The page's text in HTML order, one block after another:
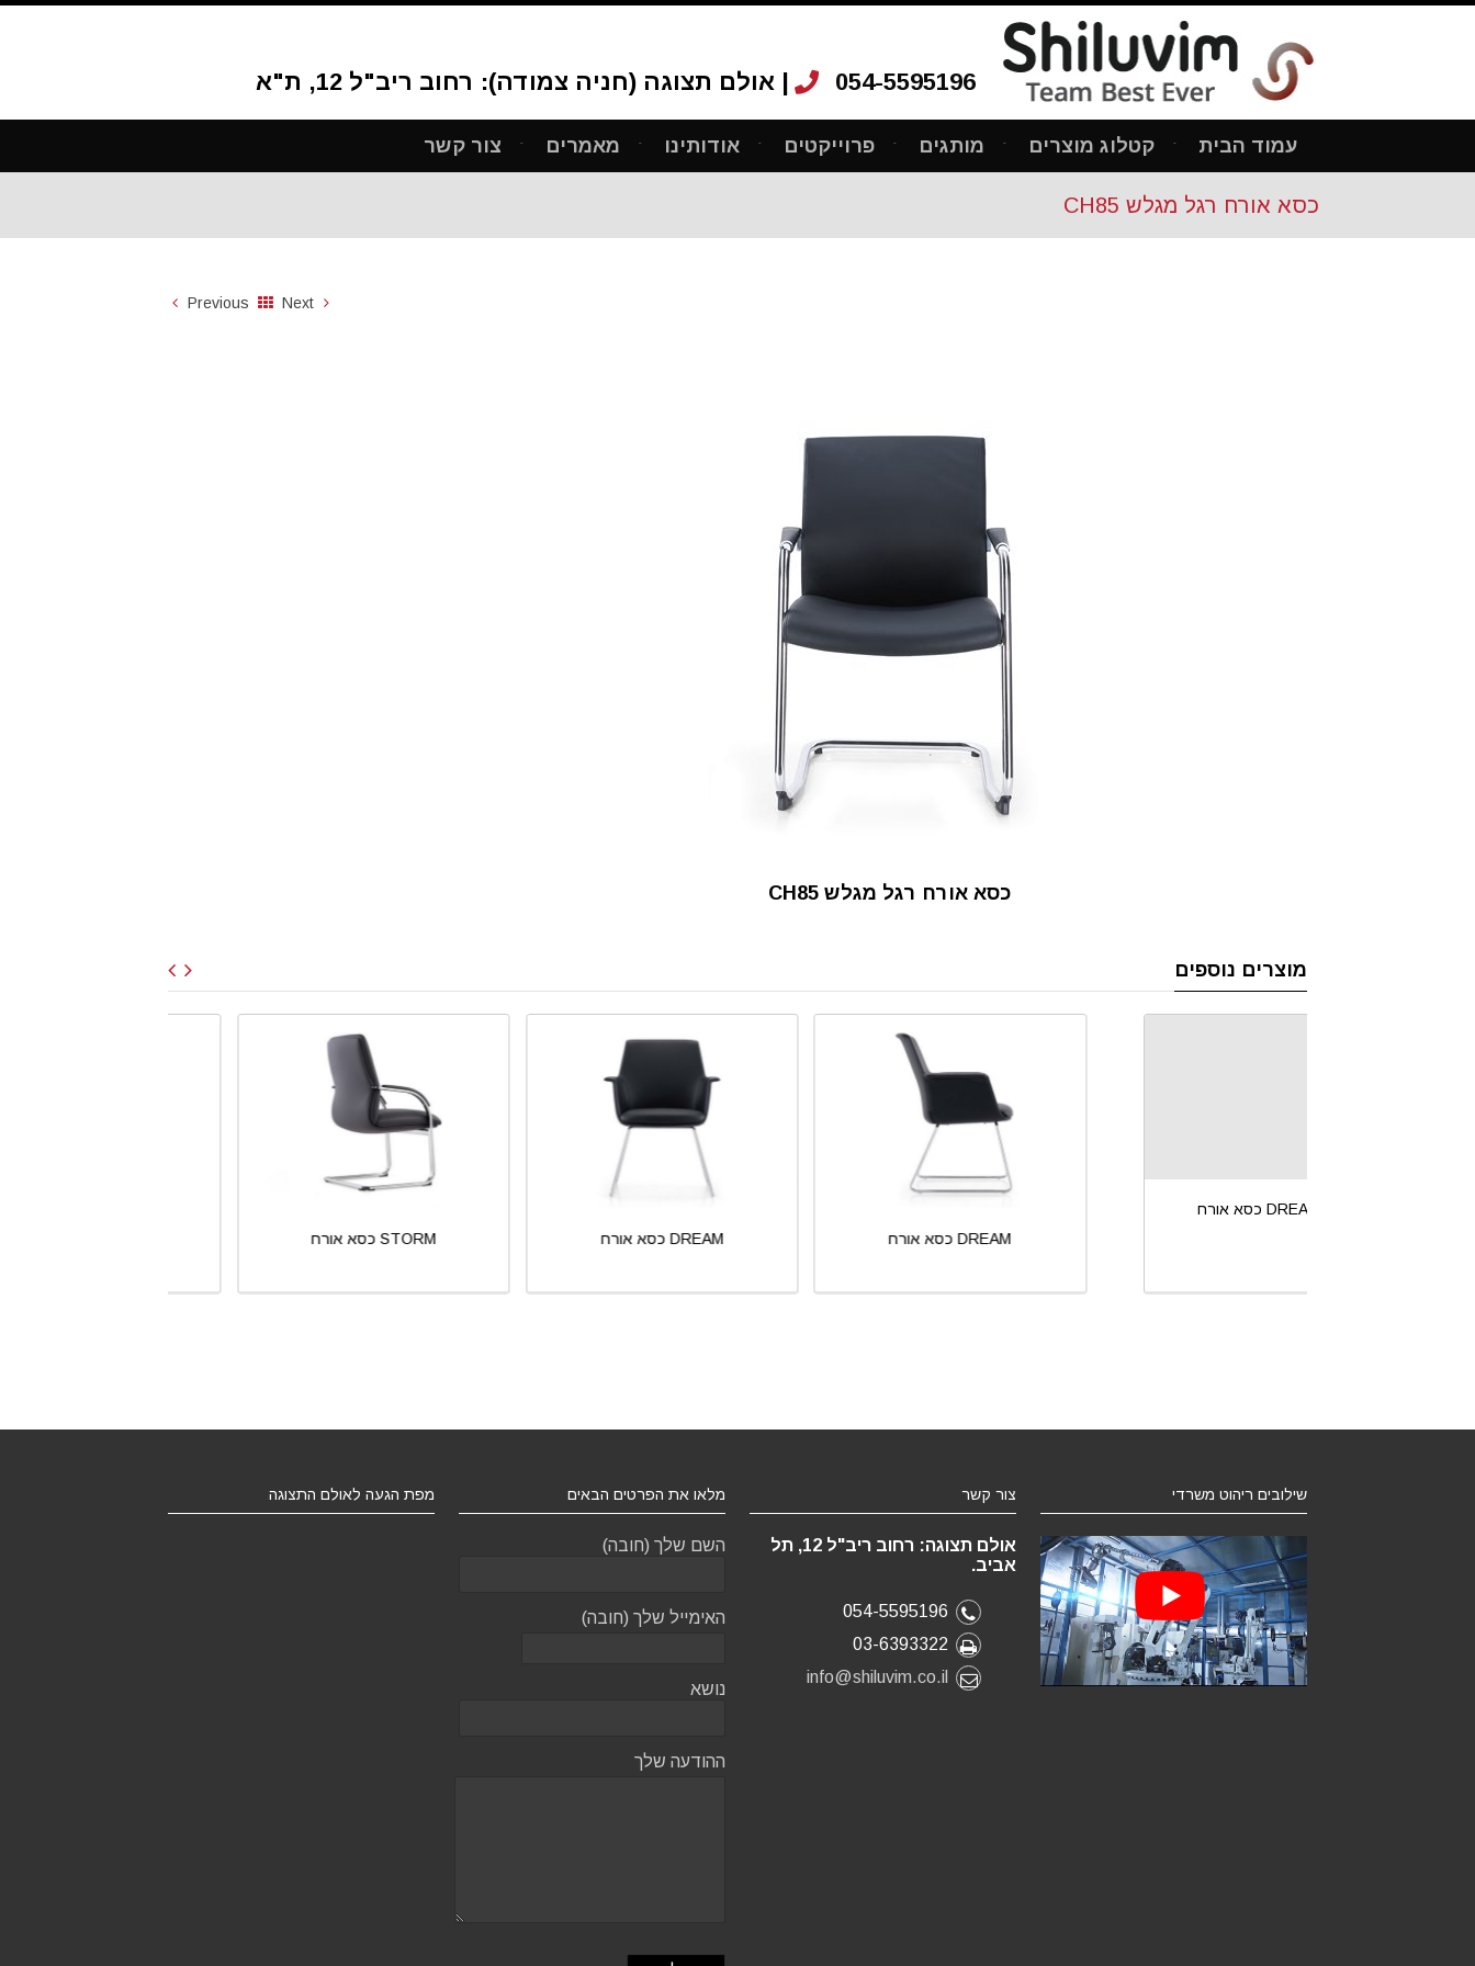
אולם תצוגה (חניה צמודה): רחוב ריב"ל 12, ת"א | 054-5595196
עמוד הבית קטלוג מוצרים מותגים פרוייקטים אודותינו מאמרים צור קשר
כסא אורח רגל מגלש CH85
Previous Next
כסא אורח רגל מגלש CH85
מוצרים נוספים
כסא אורח STORM כסא אורח DREAM כסא אורח DREAM
שילובים ריהוט משרדי צור קשר
אולם תצוגה: רחוב ריב"ל 12, תל
אביב.
054-5595196
03-6393322
info@shiluvim.co.il
מלאו את הפרטים הבאים
השם שלך (חובה)
האימייל שלך (חובה)
נושא
ההודעה שלך
מפת הגעה לאולם התצוגה